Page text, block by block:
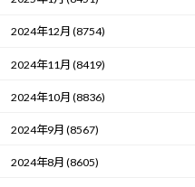
2024年12月 (8754)
2024年11月 (8419)
2024年10月 (8836)
2024年9月 (8567)
2024年8月 (8605)